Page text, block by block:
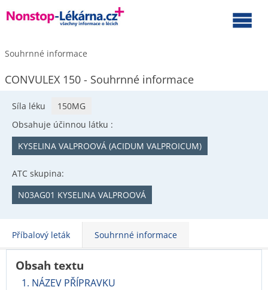
Souhrnné informace
CONVULEX 150 - Souhrnné informace
Síla léku
150MG
Obsahuje účinnou látku :
KYSELINA VALPROOVÁ (ACIDUM VALPROICUM)
ATC skupina:
N03AG01 KYSELINA VALPROOVÁ
Příbalový leták Souhrnné informace
Obsah textu
1. NÁZEV PŘÍPRAVKU